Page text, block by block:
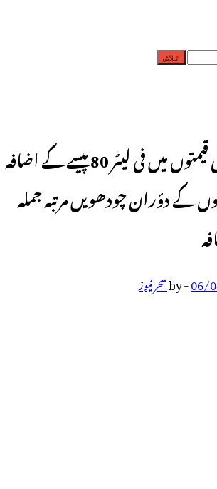
پٹرول اور ڈیزل کی قیمتوں میں فی لیٹر 80 پیسے کے اضافہ
جاری ،15 دنوں کے دؤران چودھویں مرتبہ جملہ
06/
-
byسحر نیوز